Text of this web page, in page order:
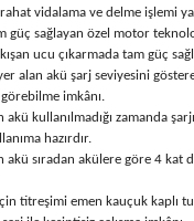
Üfleme
vidalama ve delme işlemi
güç sağlayan özel motor
ucu çıkarmada tam güç
alan akü şarj seviyesini
imkânı.
akü kullanılmadığı zamanda
hazırdır.
akü sıradan akülere göre 4 kat
titreşimi emen kauçuk kaplı